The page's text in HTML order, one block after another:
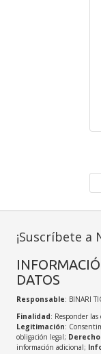
¡Suscríbete a
DATOS
Responsable: BINARI
Finalidad: Responder
Legitimación:
obligación legal;
información adicional;